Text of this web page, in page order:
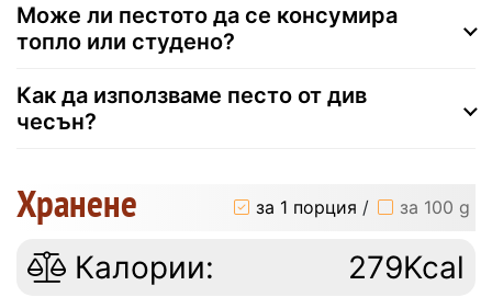
Може ли пестото да се консумира
топло или студено?
Как да използваме песто от див
чесън?
Хранене за 1 порция / за 100 g
Калории: 279Kcal